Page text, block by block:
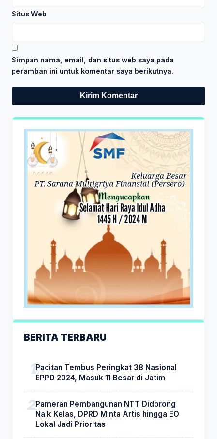
Situs Web
Simpan nama, email, dan situs web saya pada
peramban ini untuk komentar saya berikutnya.
BERITA TERBARU
Pacitan Tembus Peringkat 38 Nasional
EPPD 2024, Masuk 11 Besar di Jatim
Pameran Pembangunan NTT Didorong
Naik Kelas, DPRD Minta Artis hingga EO
Lokal Jadi Prioritas